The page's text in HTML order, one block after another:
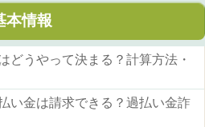
本情報
どうやって決まる？計算方法・
い金は請求できる？過払い金詐